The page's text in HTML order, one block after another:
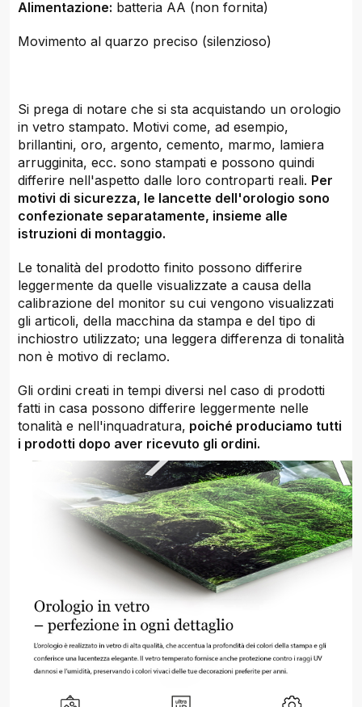
Alimentazione: batteria AA (non fornita)
Movimento al quarzo preciso (silenzioso)
Si prega di notare che si sta acquistando un orologio
in vetro stampato. Motivi come, ad esempio,
brillantini, oro, argento, cemento, marmo, lamiera
arrugginita, ecc. sono stampati e possono quindi
differire nell'aspetto dalle loro controparti reali. Per
motivi di sicurezza, le lancette dell'orologio sono
confezionate separatamente, insieme alle
istruzioni di montaggio.
Le tonalità del prodotto finito possono differire
leggermente da quelle visualizzate a causa della
calibrazione del monitor su cui vengono visualizzati
gli articoli, della macchina da stampa e del tipo di
inchiostro utilizzato; una leggera differenza di tonalità
non è motivo di reclamo.
Gli ordini creati in tempi diversi nel caso di prodotti
fatti in casa possono differire leggermente nelle
tonalità e nell'inquadratura, poiché produciamo tutti
i prodotti dopo aver ricevuto gli ordini.